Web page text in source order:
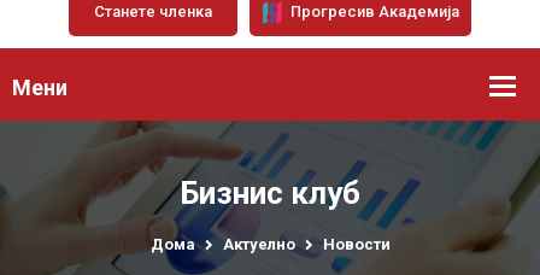
Станете членка Прогресив Академија
Мени
Бизнис клуб
Дома Актуелно Новости